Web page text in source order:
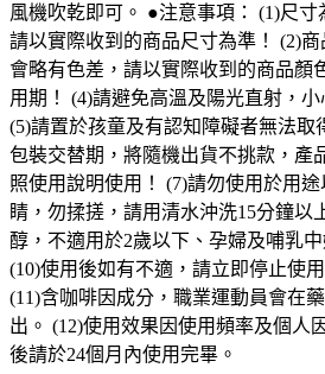
風機吹乾即可。 ●注意事項： (1)尺寸
請以實際收到的商品尺寸為準！ (2)
會略有色差，請以實際收到的商品顏
用期！ (4)請避免高溫及陽光直射，小
(5)請置於孩童及有認知障礙者無法取
包裝交替期，將隨機出貨不挑款，產
照使用說明使用！ (7)請勿使用於用
睛，勿揉搓，請用清水沖洗15分鐘以
醇，不適用於2歲以下、孕婦及哺乳
(10)使用後如有不適，請立即停止使
(11)含咖啡因成分，職業運動員會在
出。 (12)使用效果因使用頻率及個人
後請於24個月內使用完畢。